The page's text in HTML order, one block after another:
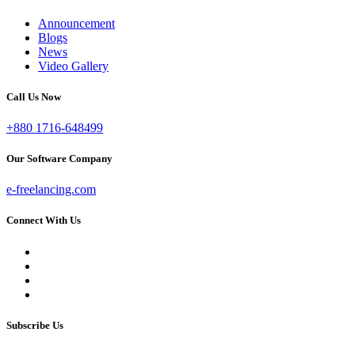
Announcement
Blogs
News
Video Gallery
Call Us Now
+880 1716-648499
Our Software Company
e-freelancing.com
Connect With Us
Subscribe Us